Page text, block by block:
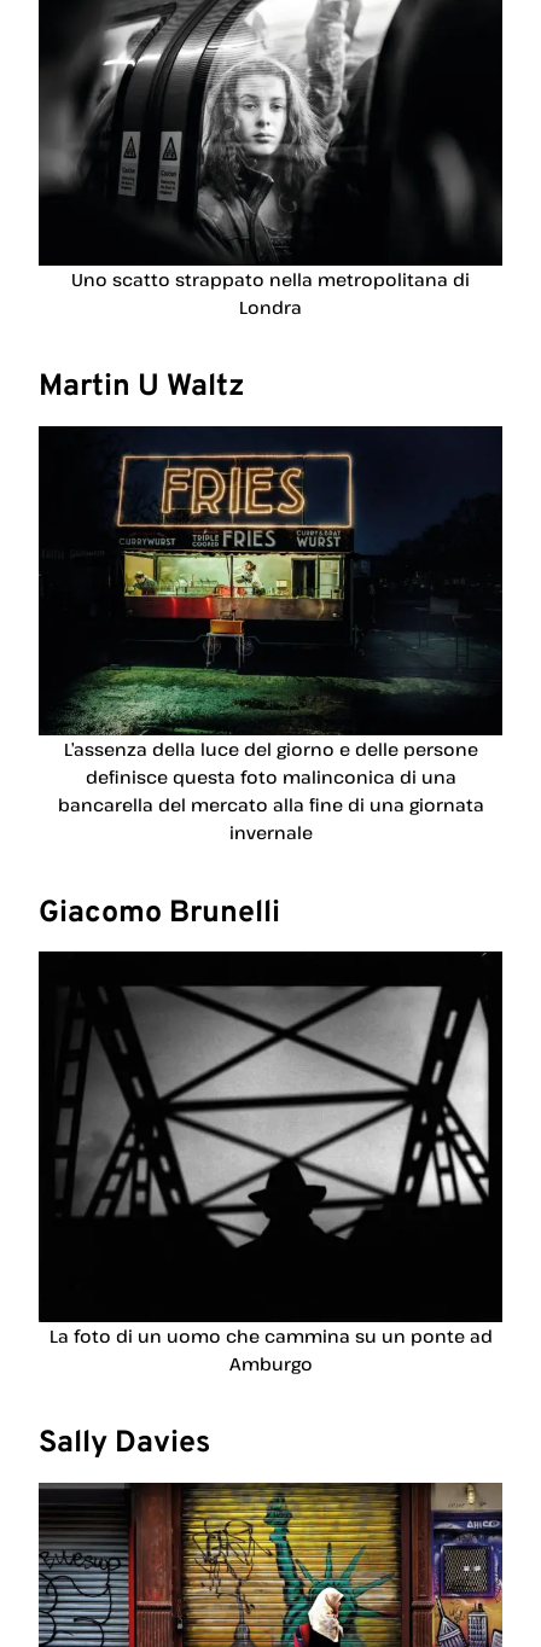
Uno scatto strappato nella metropolitana di
Londra
Martin U Waltz
L’assenza della luce del giorno e delle persone
definisce questa foto malinconica di una
bancarella del mercato alla fine di una giornata
invernale
Giacomo Brunelli
La foto di un uomo che cammina su un ponte ad
Amburgo
Sally Davies